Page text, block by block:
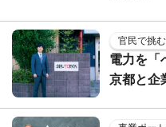
官民で挑
電力を「
京都と企